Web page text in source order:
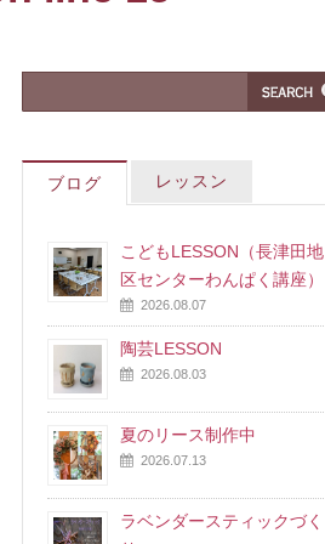
ブログ レッスン
こどもLESSON（長津田地
区センターわんぱく講座）
2026.08.07
陶芸LESSON
2026.08.03
夏のリース制作中
2026.07.13
ラベンダースティックづく